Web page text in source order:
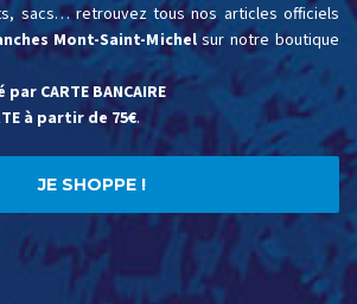
sacs… retrouvez tous nos articles officiels
Mont-Saint-Michelsur notre boutique
CARTE BANCAIRE
à partir de 75€.
JE SHOPPE !